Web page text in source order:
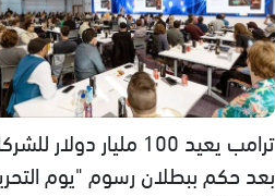
ترامب يعيد 100 مليار دولار
بعد حكم ببطلان رسوم "يوم